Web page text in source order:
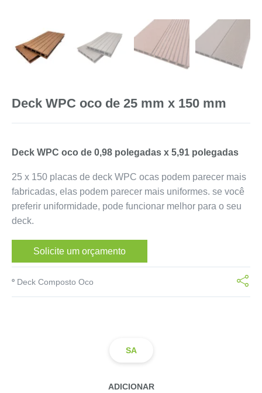
Deck WPC oco de 25 mm x 150 mm
Deck WPC oco de 0,98 polegadas x 5,91 polegadas
25 x 150 placas de deck WPC ocas podem parecer mais
fabricadas, elas podem parecer mais uniformes. se você
preferir uniformidade, pode funcionar melhor para o seu
deck.
Solicite um orçamento
º Deck Composto Oco
SA
ADICIONAR